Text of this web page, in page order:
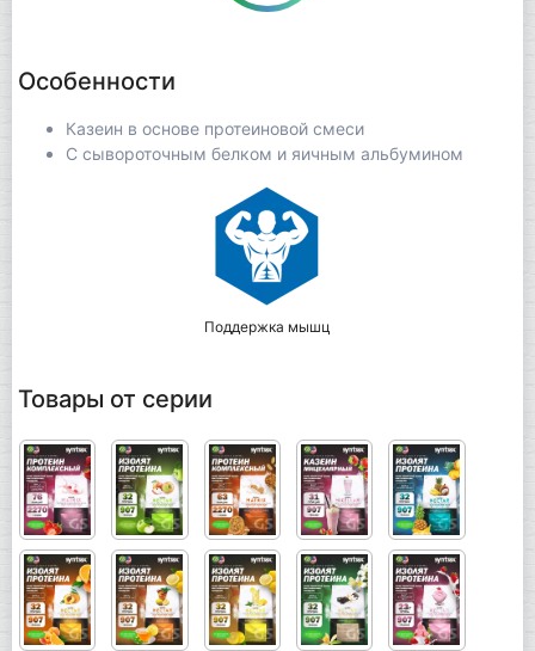
Особенности
Казеин в основе протеиновой смеси
С сывороточным белком и яичным альбумином
Поддержка мышц
Товары от серии